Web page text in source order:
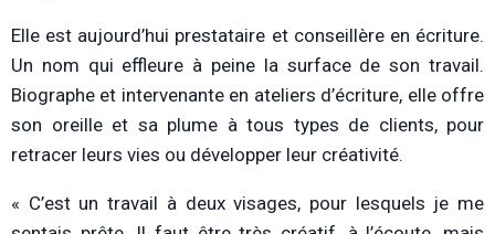
Elle est aujourd’hui prestataire et conseillère en écriture.
Un nom qui effleure à peine la surface de son travail.
Biographe et intervenante en ateliers d’écriture, elle offre
son oreille et sa plume à tous types de clients, pour
retracer leurs vies ou développer leur créativité.
« C’est un travail à deux visages, pour lesquels je me